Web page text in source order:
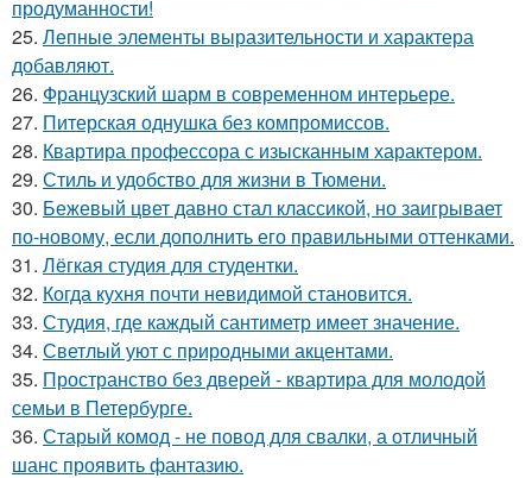
продуманности!
25. Лепные элементы выразительности и характера
добавляют.
26. Французский шарм в современном интерьере.
27. Питерская однушка без компромиссов.
28. Квартира профессора с изысканным характером.
29. Стиль и удобство для жизни в Тюмени.
30. Бежевый цвет давно стал классикой, но заигрывает
по-новому, если дополнить его правильными оттенками.
31. Лёгкая студия для студентки.
32. Когда кухня почти невидимой становится.
33. Студия, где каждый сантиметр имеет значение.
34. Светлый уют с природными акцентами.
35. Пространство без дверей - квартира для молодой
семьи в Петербурге.
36. Старый комод - не повод для свалки, а отличный
шанс проявить фантазию.